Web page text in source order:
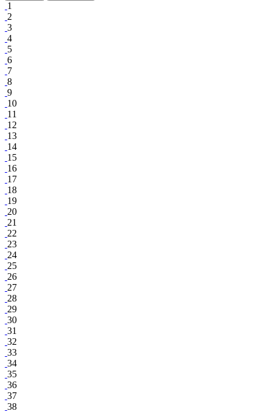
1
2
3
4
5
6
7
8
9
10
11
12
13
14
15
16
17
18
19
20
21
22
23
24
25
26
27
28
29
30
31
32
33
34
35
36
37
38